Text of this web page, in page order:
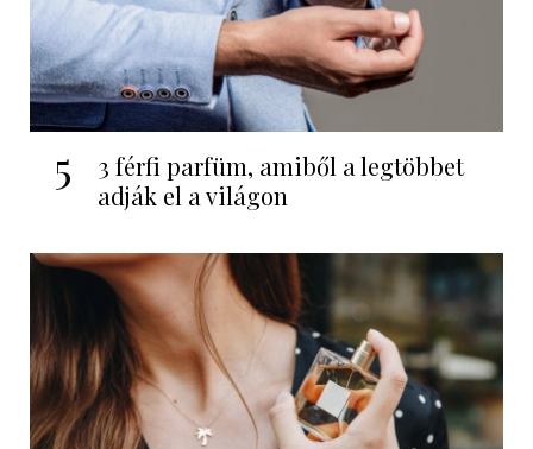
5
3 férfi parfüm, amiből a legtöbbet
adják el a világon